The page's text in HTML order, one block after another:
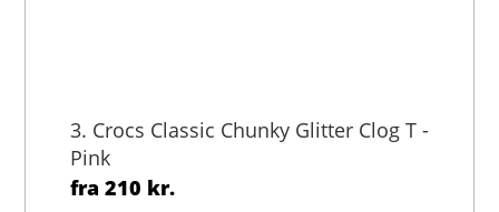
3. Crocs Classic Chunky Glitter Clog T -
Pink
fra210 kr.